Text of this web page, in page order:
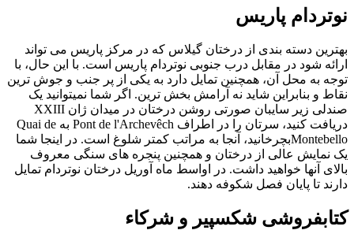
نوتردام پاریس
بهترین دسته بندی از درختان گیلاس که در مرکز پاریس می تواند
ارائه شود در مقابل درب جنوبی نوتردام پاریس است. با این حال، با
توجه به محل آن، همچنین تمایل دارد به یکی از پر جنب و جوش ترین
نقاط و بنابراین شاید نه آرامش بخش ترین. اگر شما نمیتوانید یک
صندلی زیر سایبان صورتی روشن درختان در میدان ژان XXIII
دریافت کنید، سرتان را در اطراف Pont de l'Archevêch به Quai de
Montebelloبچرخانید، آنجا به مراتب کمتر شلوغ است. در اینجا شما
یک نمایش عالی از درختان و همچنین پنجره های سنگی معروف
بالای آنها خواهید داشت. در اواسط ماه آوریل درختان نوتردام تمایل
دارند تا پایان فصل شکوفه دهند.
کتابفروشی شکسپیر و شرکاء